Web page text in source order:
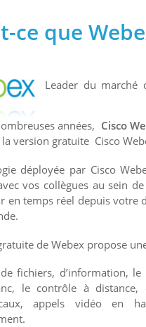
ce que
Leader du marché
années, Cisco
version gratuite Cisco
déployée par Cisco
vos collègues au sein
en temps réel depuis votre
de Webex propose
fichiers, d’information, le
le contrôle à distance,
appels vidéo en